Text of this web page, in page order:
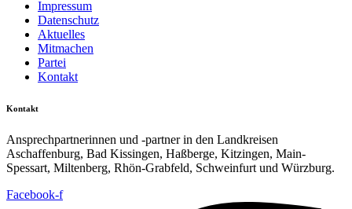
Impressum
Datenschutz
Aktuelles
Mitmachen
Partei
Kontakt
Kontakt
Ansprechpartnerinnen und -partner in den Landkreisen
Aschaffenburg, Bad Kissingen, Haßberge, Kitzingen, Main-
Spessart, Miltenberg, Rhön-Grabfeld, Schweinfurt und Würzburg.
Facebook-f